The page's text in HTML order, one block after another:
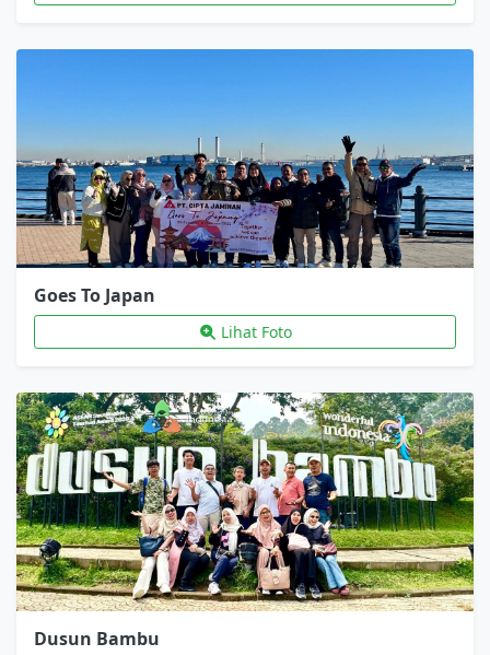
Goes To Japan
Lihat Foto
Dusun Bambu